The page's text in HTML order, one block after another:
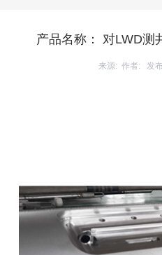
产品名称： 对LWD测
来源: 作者: 发